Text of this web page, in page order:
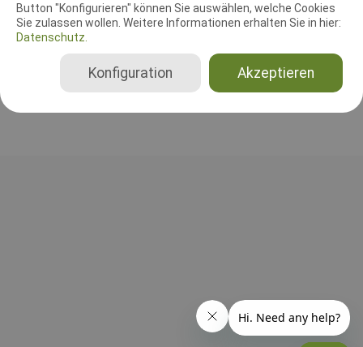
Button "Konfigurieren" können Sie auswählen, welche Cookies
Sie zulassen wollen. Weitere Informationen erhalten Sie in hier:
Datenschutz.
Akzeptieren
Konfiguration
Dirk Richartz
Agility 3 Small, Agility 3 Medium, Agility 3 Large, Jumping 3 Small, Jumping 3 Medium, Jumping 3 Large